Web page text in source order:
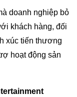
doanh nghiệp bỏ
khách hàng, đối
xúc tiến thương
hoạt động sản